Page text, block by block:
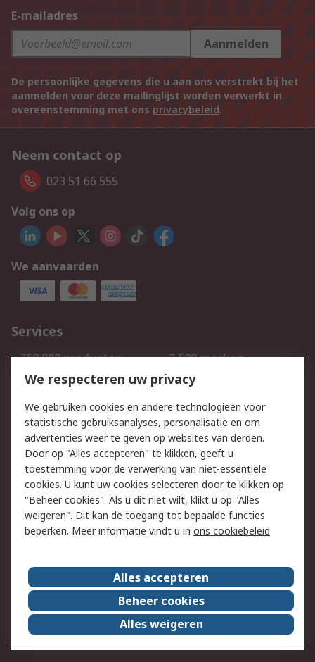
E-mailadres
Aanmelden
De persoonlijke gegevens die u aan ons verstrekt bij het
aanmelden voor deze mailinglijst worden verwerkt in
overeenstemming met ons privacybeleid.
Neem contact op
023 51 66 555
Volg ons op
We aanvaarden
Services
750.000 producten
2.500 merken
Bestellen
Inkoopoplossingen
Track & Trace
Wettelijk
Cookiebeleid
Email veiligheid
Privacybeleid
Websitevoorwaarden
Algemene
verkoopvoorwaarden
Over RS
RS Group
Over ons
RS wereldwijd
Werken bij RS
ESG
We respecteren uw privacy
We gebruiken cookies en andere technologieën voor
statistische gebruiksanalyses, personalisatie en om
advertenties weer te geven op websites van derden.
Door op "Alles accepteren" te klikken, geeft u
toestemming voor de verwerking van niet-essentiële
cookies. U kunt uw cookies selecteren door te klikken op
"Beheer cookies". Als u dit niet wilt, klikt u op "Alles
weigeren". Dit kan de toegang tot bepaalde functies
beperken. Meer informatie vindt u in ons cookiebeleid
Alles accepteren
Beheer cookies
Alles weigeren